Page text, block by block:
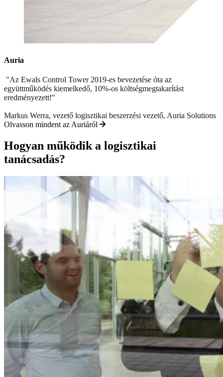
Auria
"Az Ewals Control Tower 2019-es bevezetése óta az
együttműködés kiemelkedő, 10%-os költségmegtakarítást
eredményezett!"
Markus Werra, vezető logisztikai beszerzési vezető, Auria Solutions
Olvasson mindent az Auriáról
Hogyan működik a logisztikai
tanácsadás?